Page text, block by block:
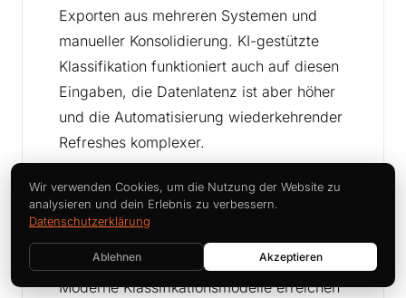
Exporten aus mehreren Systemen und
manueller Konsolidierung. KI-gestützte
Klassifikation funktioniert auch auf diesen
Eingaben, die Datenlatenz ist aber höher
und die Automatisierung wiederkehrender
Refreshes komplexer.
Wie genau ist KI-basierte
Ausgabenklassifikation?
Moderne Klassifikationsmodelle erreichen
Wir verwenden Cookies, um die Nutzung der Website zu
analysieren und dein Erlebnis zu verbessern.
Datenschutzerklärung
Ablehnen Akzeptieren